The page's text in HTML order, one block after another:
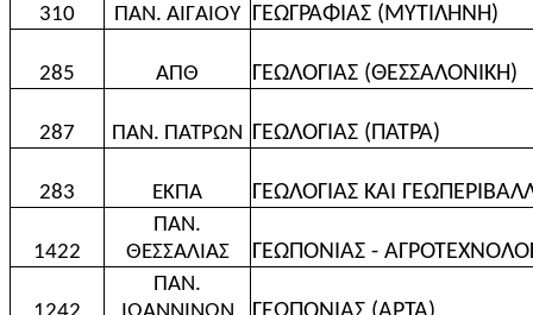
310 ΠΑΝ. ΑΙΓΑΙΟΥ ΓΕΩΓΡΑΦΙΑΣ (ΜΥΤΙΛΗΝΗ)
285 ΑΠΘ ΓΕΩΛΟΓΙΑΣ (ΘΕΣΣΑΛΟΝΙΚΗ)
287 ΠΑΝ. ΠΑΤΡΩΝ ΓΕΩΛΟΓΙΑΣ (ΠΑΤΡΑ)
283 ΕΚΠΑ ΓΕΩΛΟΓΙΑΣ ΚΑΙ
1422
ΠΑΝ.
ΘΕΣΣΑΛΙΑΣ
ΓΕΩΠΟΝΙΑΣ -
ΠΑΝ.